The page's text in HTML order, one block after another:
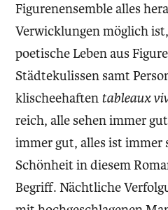
Figurenensem­ble alles
Verwicklungen möglich
poetische Leben aus
Städtekulissen samt
klischeehaften ­ tableaux
reich, alle sehen immer
immer gut, alles ist immer
Schönheit in diesem
­Begriff. Nächtliche